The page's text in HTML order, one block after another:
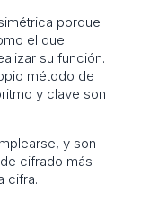
porque
el que
su función.
método de
y clave son
y son
cifrado más
cifra.